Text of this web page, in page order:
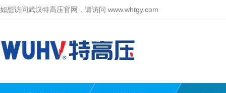
如想访问武汉特高压官网，请访问 www.whtgy.com